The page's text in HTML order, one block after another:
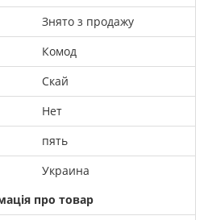
Знято з продажу
Комод
Скай
Нет
пять
Украина
про товар